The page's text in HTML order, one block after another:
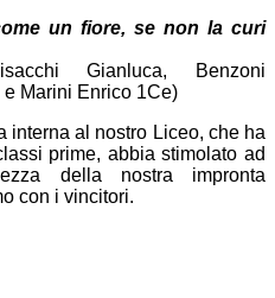
un fiore, se non la curi
Gianluca, Benzoni
Marini Enrico 1Ce)
interna al nostro Liceo, che ha
prime, abbia stimolato ad
della nostra impronta
con i vincitori.